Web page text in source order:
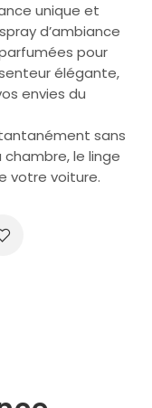
unique et
d’ambiance
pour
élégante,
envies du
sans
chambre, le linge
votre voiture.